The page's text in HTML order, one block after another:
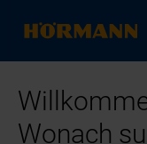
Wonach